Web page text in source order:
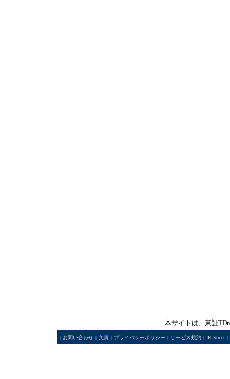
本サイトは、東証
| お問い合わせ | 免責 | プライバシーポリシー | サービス規約 | IR Street |